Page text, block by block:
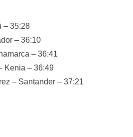
– 35:28
– 36:10
– 36:41
Kenia – 36:49
– Santander – 37:21